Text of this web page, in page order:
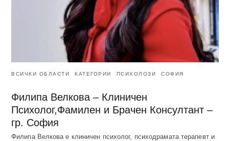
ВСИЧКИ ОБЛАСТИ КАТЕГОРИИ ПСИХОЛОЗИ СОФИЯ
Филипа Велкова – Клиничен
Психолог,Фамилен и Брачен Консултант –
гр. София
Филипа Велкова е клиничен психолог, психодрамата терапевт и